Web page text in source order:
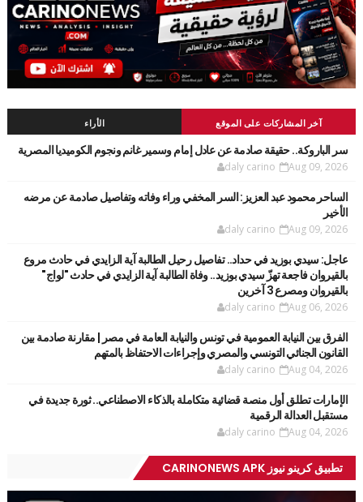
آخر المشاركات على الموقع الأراء
سر الباروكة.. حقيقة صادمة عن عادل إمام وسمير غانم ونجوم الكوميديا المصرية
daly carino Aug 09, 2026
الساحر محمود عبد العزيز: السر المخفي وراء وفاته وتفاصيل صادمة عن مرضه
الأخير
daly carino Aug 09, 2026
عاجل: سيدي بوزيد في حداد.. تفاصيل رحيل الطالبة آية الزايدي في حادث مروع
بالقيروان فاجعة تهزّ سيدي بوزيد.. وفاة الطالبة آية الزايدي في حادث "لواج"
بالقيروان ومصرع 3 آخرين
daly carino Aug 06, 2026
الفرق بين النيابة العمومية في تونس والنيابة العامة في مصر | مقارنة صادمة بين
القانون الجنائي التونسي والمصري وإجراءات الاحتفاظ بالمتهم
daly carino Aug 04, 2026
الإمارات تطلق أول منصة قضائية متكاملة بالذكاء الاصطناعي.. ثورة جديدة في
مستقبل العدالة الرقمية
daly carino Aug 04, 2026
تطبيق كرينو نيوز CARINONEWS APK